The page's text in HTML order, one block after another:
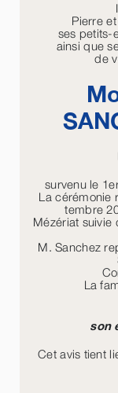
Pierre
ses petits-
ainsi que
de
survenu le
La cérémonie
tembre
Mézériat suivie
M. Sanchez
La
son
Cet avis tient